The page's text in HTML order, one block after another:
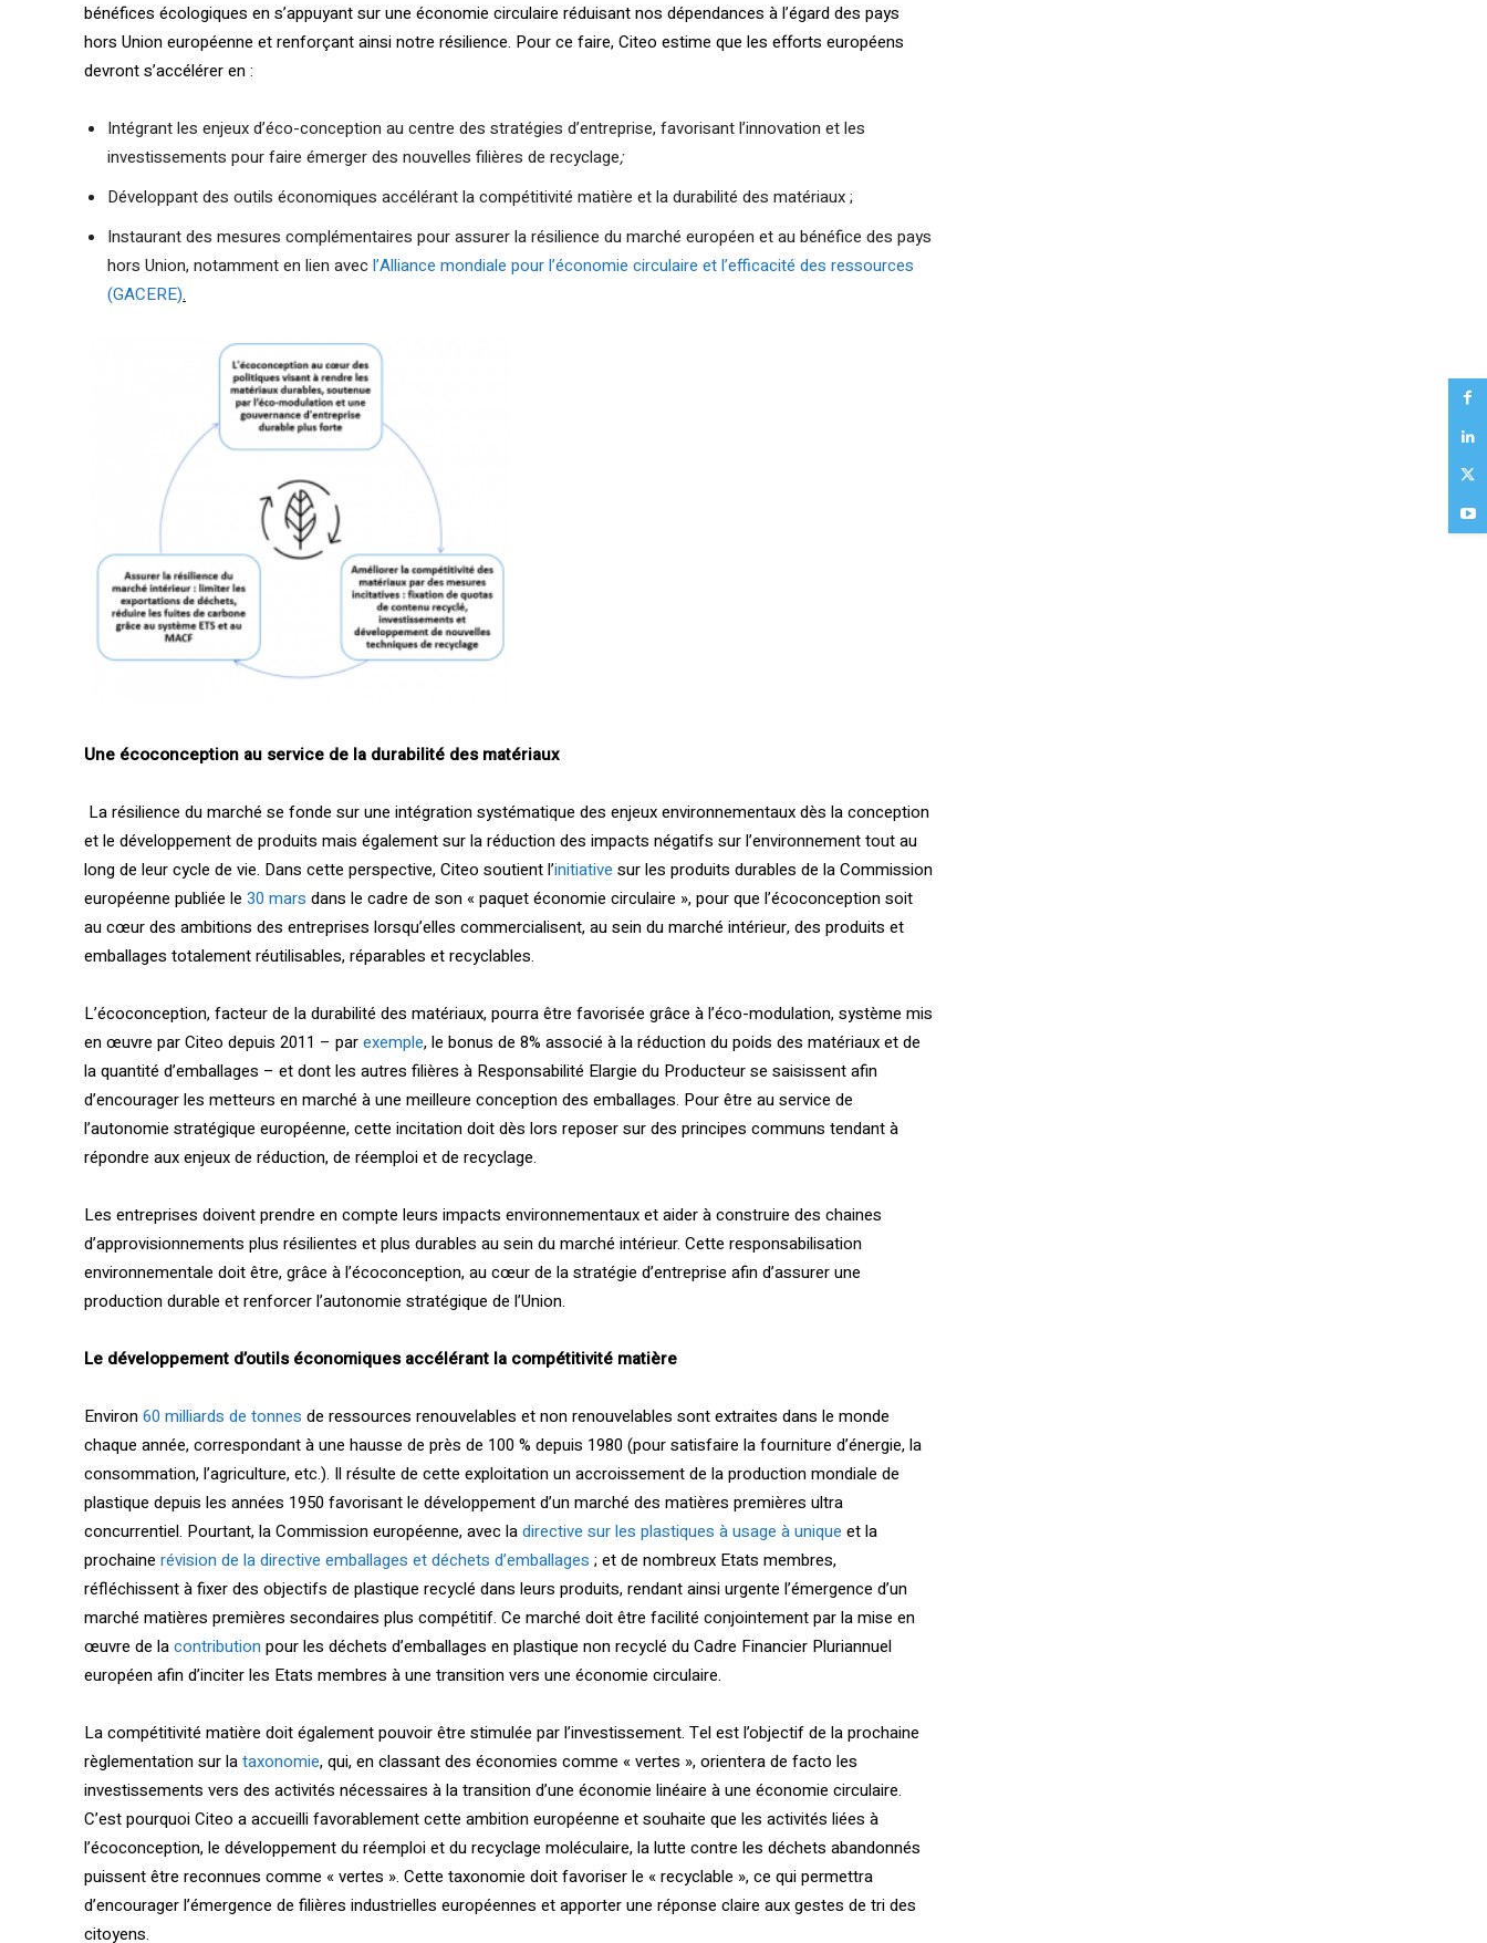
bénéfices écologiques en s’appuyant sur une économie circulaire réduisant nos dépendances à l’égard des pays
hors Union européenne et renforçant ainsi notre résilience. Pour ce faire, Citeo estime que les efforts européens
devront s’accélérer en :
Intégrant les enjeux d’éco-conception au centre des stratégies d’entreprise, favorisant l’innovation et les
investissements pour faire émerger des nouvelles filières de recyclage;
Développant des outils économiques accélérant la compétitivité matière et la durabilité des matériaux ;
Instaurant des mesures complémentaires pour assurer la résilience du marché européen et au bénéfice des pays
hors Union, notamment en lien avecl’Alliance mondiale pour l’économie circulaire et l’efficacité des ressources
(GACERE).
Une écoconception au service de la durabilité des matériaux
La résilience du marché se fonde sur une intégration systématique des enjeux environnementaux dès la conception
et le développement de produits mais également sur la réduction des impacts négatifs sur l’environnement tout au
long de leur cycle de vie. Dans cette perspective, Citeo soutient l’initiative sur les produits durables de la Commission
européenne publiée le 30 mars dans le cadre de son « paquet économie circulaire », pour que l’écoconception soit
au cœur des ambitions des entreprises lorsqu’elles commercialisent, au sein du marché intérieur, des produits et
emballages totalement réutilisables, réparables et recyclables.
L’écoconception, facteur de la durabilité des matériaux, pourra être favorisée grâce à l’éco-modulation, système mis
en œuvre par Citeo depuis 2011 – parexemple, le bonus de 8% associé à la réduction du poids des matériaux et de
la quantité d’emballages – et dont les autres filières à Responsabilité Elargie du Producteur se saisissent afin
d’encourager les metteurs en marché à une meilleure conception des emballages. Pour être au service de
l’autonomie stratégique européenne, cette incitation doit dès lors reposer sur des principes communs tendant à
répondre aux enjeux de réduction, de réemploi et de recyclage.
Les entreprises doivent prendre en compte leurs impacts environnementaux et aider à construire des chaines
d’approvisionnements plus résilientes et plus durables au sein du marché intérieur. Cette responsabilisation
environnementale doit être, grâce à l’écoconception, au cœur de la stratégie d’entreprise afin d’assurer une
production durable et renforcer l’autonomie stratégique de l’Union.
Le développement d’outils économiques accélérant la compétitivité matière
Environ60 milliards de tonnes de ressources renouvelables et non renouvelables sont extraites dans le monde
chaque année, correspondant à une hausse de près de 100 % depuis 1980 (pour satisfaire la fourniture d’énergie, la
consommation, l’agriculture, etc.). Il résulte de cette exploitation un accroissement de la production mondiale de
plastique depuis les années 1950 favorisant le développement d’un marché des matières premières ultra
concurrentiel. Pourtant, la Commission européenne, avec ladirective sur les plastiques à usage à unique et la
prochaine révision de la directive emballages et déchets d’emballages ; et de nombreux Etats membres,
réfléchissent à fixer des objectifs de plastique recyclé dans leurs produits, rendant ainsi urgente l’émergence d’un
marché matières premières secondaires plus compétitif. Ce marché doit être facilité conjointement par la mise en
œuvre de lacontribution pour les déchets d’emballages en plastique non recyclé du Cadre Financier Pluriannuel
européen afin d’inciter les Etats membres à une transition vers une économie circulaire.
La compétitivité matière doit également pouvoir être stimulée par l’investissement. Tel est l’objectif de la prochaine
règlementation sur lataxonomie, qui, en classant des économies comme « vertes », orientera de facto les
investissements vers des activités nécessaires à la transition d’une économie linéaire à une économie circulaire.
C’est pourquoi Citeo a accueilli favorablement cette ambition européenne et souhaite que les activités liées à
l’écoconception, le développement du réemploi et du recyclage moléculaire, la lutte contre les déchets abandonnés
puissent être reconnues comme « vertes ». Cette taxonomie doit favoriser le « recyclable », ce qui permettra
d’encourager l’émergence de filières industrielles européennes et apporter une réponse claire aux gestes de tri des
citoyens.